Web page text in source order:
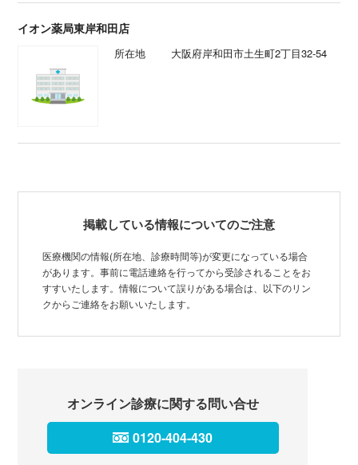
イオン薬局東岸和田店
所在地 大阪府岸和田市土生町2丁目32-54
掲載している情報についてのご注意
医療機関の情報(所在地、診療時間等)が変更になっている場合
があります。事前に電話連絡を行ってから受診されることをお
すすいたします。情報について誤りがある場合は、以下のリン
クからご連絡をお願いいたします。
オンライン診療に関する問い合せ
0120-404-430